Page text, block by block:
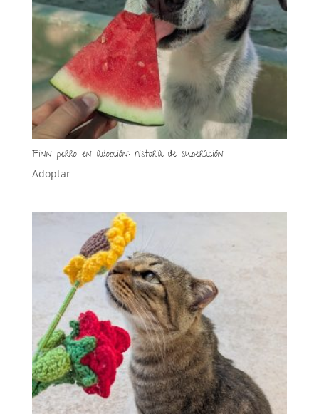
Finn perro en adopción: historia de superación
Adoptar